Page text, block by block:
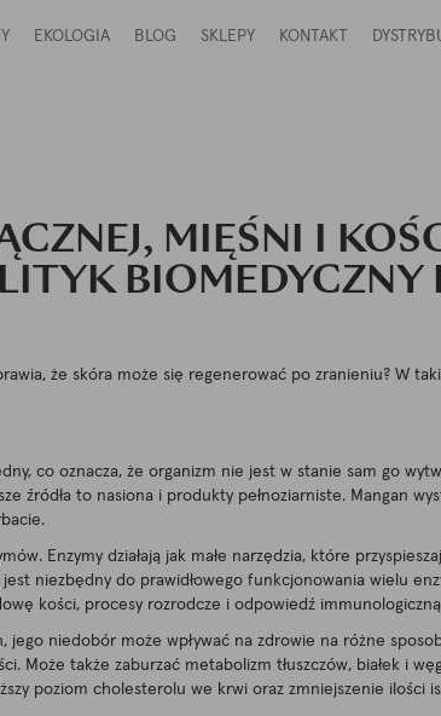
EKOLOGIA BLOG SKLEPY KONTAKT
MIĘŚNI I
BIOMEDYCZNY
że skóra może się regenerować po zranieniu? W
co oznacza, że organizm nie jest w stanie sam go
źródła to nasiona i produkty pełnoziarniste. Mangan
Enzymy działają jak małe narzędzia, które
niezbędny do prawidłowego funkcjonowania wielu
kości, procesy rozrodcze i odpowiedź
niedobór może wpływać na zdrowie na różne
Może także zaburzać metabolizm tłuszczów, białek i
poziom cholesterolu we krwi oraz zmniejszenie ilości